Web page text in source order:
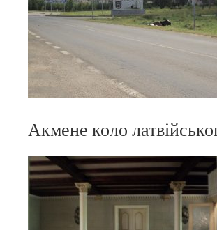
Акмене коло